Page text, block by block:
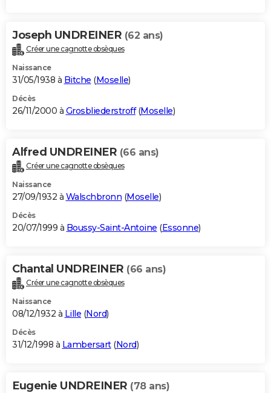
Joseph UNDREINER (62 ans)
Créer une cagnotte obsèques
Naissance
31/05/1938 à Bitche (Moselle)
Décès
26/11/2000 à Grosbliederstroff(Moselle)
Alfred UNDREINER (66 ans)
Créer une cagnotte obsèques
Naissance
27/09/1932 à Walschbronn (Moselle)
Décès
20/07/1999 à Boussy-Saint-Antoine (Essonne)
Chantal UNDREINER (66 ans)
Créer une cagnotte obsèques
Naissance
08/12/1932 à Lille (Nord)
Décès
31/12/1998 à Lambersart(Nord)
Eugenie UNDREINER (78 ans)